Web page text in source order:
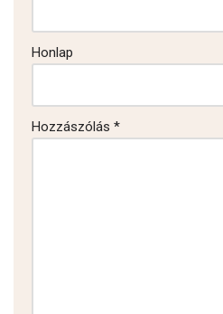
Honlap
Hozzászólás *